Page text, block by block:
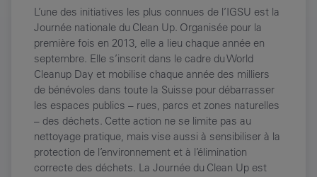
L’une des initiatives les plus connues de l’IGSU est la
Journée nationale du Clean Up. Organisée pour la
première fois en 2013, elle a lieu chaque année en
septembre. Elle s’inscrit dans le cadre du World
Cleanup Day et mobilise chaque année des milliers
de bénévoles dans toute la Suisse pour débarrasser
les espaces publics – rues, parcs et zones naturelles
– des déchets. Cette action ne se limite pas au
nettoyage pratique, mais vise aussi à sensibiliser à la
protection de l’environnement et à l’élimination
correcte des déchets. La Journée du Clean Up est